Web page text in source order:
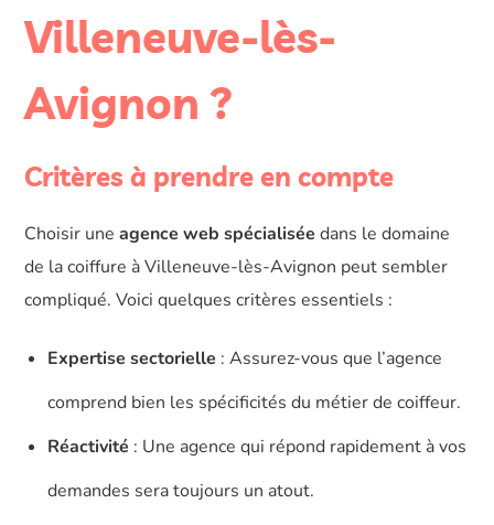
Villeneuve-lès-
Avignon ?
Critères à prendre en compte
Choisir uneagence web spécialisée dans le domaine
de la coiffure à Villeneuve-lès-Avignon peut sembler
compliqué. Voici quelques critères essentiels :
Expertise sectorielle : Assurez-vous que l’agence
comprend bien les spécificités du métier de coiffeur.
Réactivité : Une agence qui répond rapidement à vos
demandes sera toujours un atout.